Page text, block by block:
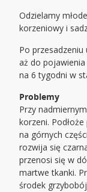
Odzielamy
korzeniowy i
Po
aż do
na 6 tygodni w
Problemy
Przy
korzeni.
na górnych
rozwija się
przenosi się w
martwe tkanki.
środek